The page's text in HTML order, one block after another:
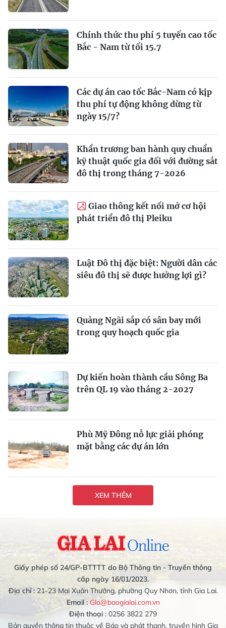
Chính thức thu phí 5 tuyến cao tốc
Bắc - Nam từ tối 15.7
Các dự án cao tốc Bắc-Nam có kịp
thu phí tự động không dừng từ
ngày 15/7?
Khẩn trương ban hành quy chuẩn
kỹ thuật quốc gia đối với đường sắt
đô thị trong tháng 7-2026
Giao thông kết nối mở cơ hội
phát triển đô thị Pleiku
Luật Đô thị đặc biệt: Người dân các
siêu đô thị sẽ được hưởng lợi gì?
Quảng Ngãi sắp có sân bay mới
trong quy hoạch quốc gia
Dự kiến hoàn thành cầu Sông Ba
trên QL 19 vào tháng 2-2027
Phù Mỹ Đông nỗ lực giải phóng
mặt bằng các dự án lớn
XEM THÊM
Giấy phép số 24/GP-BTTTT do Bộ Thông tin - Truyền thông
cấp ngày 16/01/2023.
Địa chỉ :21-23 Mai Xuân Thưởng, phường Quy Nhơn, tỉnh Gia Lai.
Email : Glo@baogialai.com.vn
Điện thoại : 0256 3822 279
Bản quyền thông tin thuộc về Báo và phát thanh, truyền hình Gia